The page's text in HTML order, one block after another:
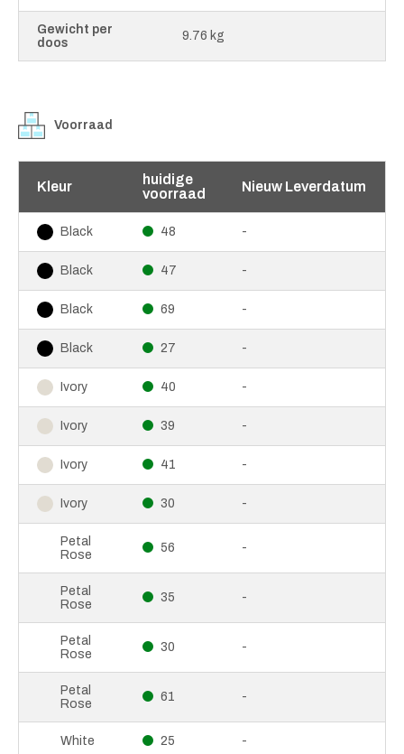
Gewicht per
doos
9.76 kg
Voorraad
Kleur
huidige
voorraad
Nieuw Leverdatum
Black 48 -
Black 47 -
Black 69 -
Black 27 -
Ivory 40 -
Ivory 39 -
Ivory 41 -
Ivory 30 -
Petal
Rose
56 -
Petal
Rose
35 -
Petal
Rose
30 -
Petal
Rose
61 -
White 25 -